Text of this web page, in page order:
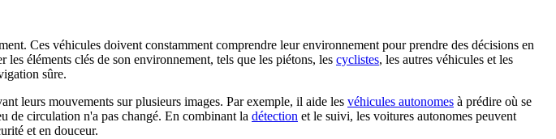
Ces véhicules doivent constamment comprendre leur environnement pour prendre des décisions en
éléments clés de son environnement, tels que les piétons, les cyclistes, les autres véhicules et les
sûre.
leurs mouvements sur plusieurs images. Par exemple, il aide les véhicules autonomes à prédire où se
de circulation n'a pas changé. En combinant la détection et le suivi, les voitures autonomes peuvent
et en douceur.